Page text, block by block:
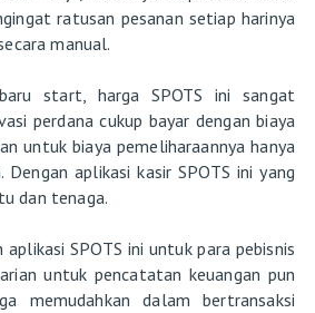
ratusan pesanan setiap harinya
manual.
start, harga SPOTS ini sangat
perdana cukup bayar dengan biaya
untuk biaya pemeliharaannya hanya
Dengan aplikasi kasir SPOTS ini yang
dan tenaga.
aplikasi SPOTS ini untuk para pebisnis
untuk pencatatan keuangan pun
memudahkan dalam bertransaksi